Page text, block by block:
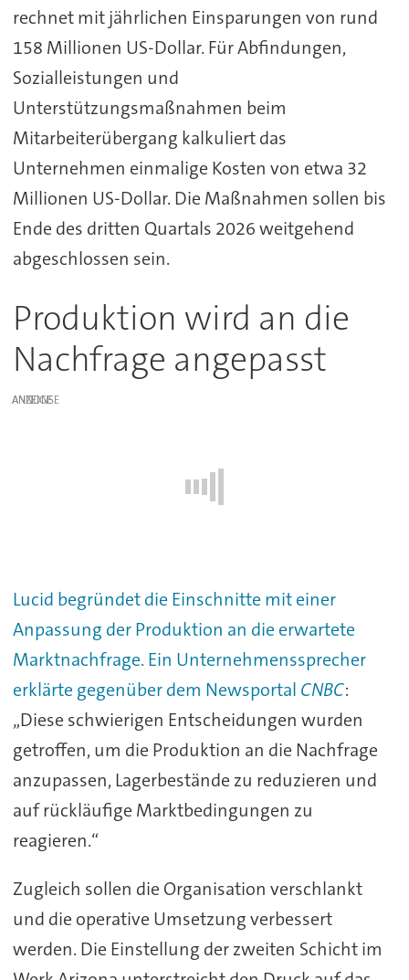
rechnet mit jährlichen Einsparungen von rund
158 Millionen US-Dollar. Für Abfindungen,
Sozialleistungen und
Unterstützungsmaßnahmen beim
Mitarbeiterübergang kalkuliert das
Unternehmen einmalige Kosten von etwa 32
Millionen US-Dollar. Die Maßnahmen sollen bis
Ende des dritten Quartals 2026 weitgehend
abgeschlossen sein.
Produktion wird an die
Nachfrage angepasst
ANZEIGE
Lucid begründet die Einschnitte mit einer
Anpassung der Produktion an die erwartete
Marktnachfrage. Ein Unternehmenssprecher
erklärte gegenüber dem Newsportal CNBC:
„Diese schwierigen Entscheidungen wurden
getroffen, um die Produktion an die Nachfrage
anzupassen, Lagerbestände zu reduzieren und
auf rückläufige Marktbedingungen zu
reagieren.“
Zugleich sollen die Organisation verschlankt
und die operative Umsetzung verbessert
werden. Die Einstellung der zweiten Schicht im